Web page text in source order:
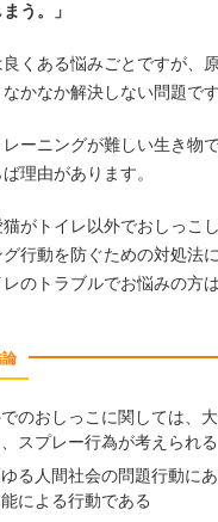
う。」
くある悩みごとですが、
かなか解決しない問題です
ーニングが難しい生き物
理由があります。
がトイレ以外でおしっこ
行動を防ぐための対処法
のトラブルでお悩みの方
でのおしっこに関しては、
スプレー行為が考えられる
る人間社会の問題行動に
による行動である